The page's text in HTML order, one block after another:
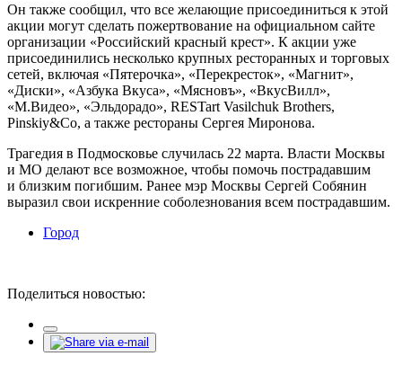
Он также сообщил, что все желающие присоединиться к этой
акции могут сделать пожертвование на официальном сайте
организации «Российский красный крест». К акции уже
присоединились несколько крупных ресторанных и торговых
сетей, включая «Пятерочка», «Перекресток», «Магнит»,
«Диски», «Азбука Вкуса», «Мясновъ», «ВкусВилл»,
«М.Видео», «Эльдорадо», RESTart Vasilchuk Brothers,
Pinskiy&Co, а также рестораны Сергея Миронова.
Трагедия в Подмосковье случилась 22 марта. Власти Москвы
и МО делают все возможное, чтобы помочь пострадавшим
и близким погибшим. Ранее мэр Москвы Сергей Собянин
выразил свои искренние соболезнования всем пострадавшим.
Город
Поделиться новостью: